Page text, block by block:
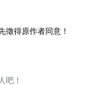
徵得原作者同意！
吧！